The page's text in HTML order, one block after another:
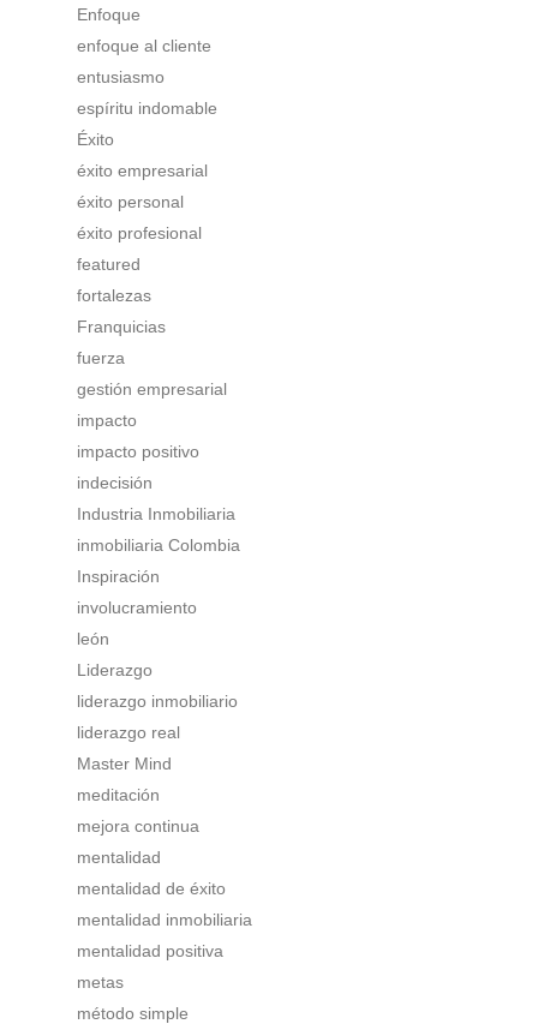
Enfoque
enfoque al cliente
entusiasmo
espíritu indomable
Éxito
éxito empresarial
éxito personal
éxito profesional
featured
fortalezas
Franquicias
fuerza
gestión empresarial
impacto
impacto positivo
indecisión
Industria Inmobiliaria
inmobiliaria Colombia
Inspiración
involucramiento
león
Liderazgo
liderazgo inmobiliario
liderazgo real
Master Mind
meditación
mejora continua
mentalidad
mentalidad de éxito
mentalidad inmobiliaria
mentalidad positiva
metas
método simple